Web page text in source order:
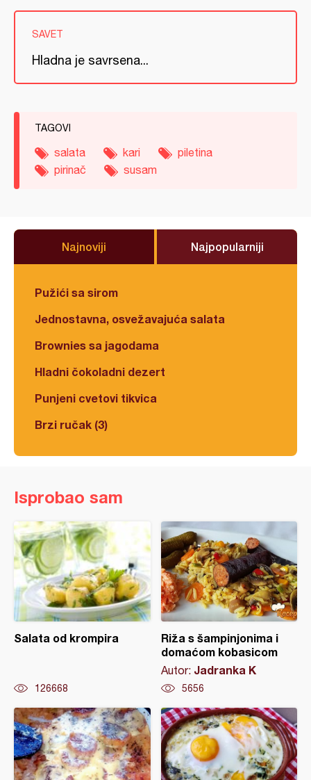
SAVET
Hladna je savrsena...
TAGOVI
salata kari
piletina
pirinač
susam
Najnoviji Najpopularniji
Pužići sa sirom
Jednostavna, osvežavajuća salata
Brownies sa jagodama
Hladni čokoladni dezert
Punjeni cvetovi tikvica
Brzi ručak (3)
Isprobao sam
Salata od krompira
126668
Riža s šampinjonima i
domaćom kobasicom
Autor: Jadranka K
5656